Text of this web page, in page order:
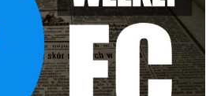
ニュース
コラム